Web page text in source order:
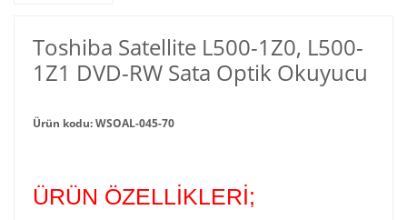
Toshiba Satellite L500-1Z0, L500-
1Z1 DVD-RW Sata Optik Okuyucu
Ürün kodu: WSOAL-045-70
ÜRÜN ÖZELLİKLERİ;